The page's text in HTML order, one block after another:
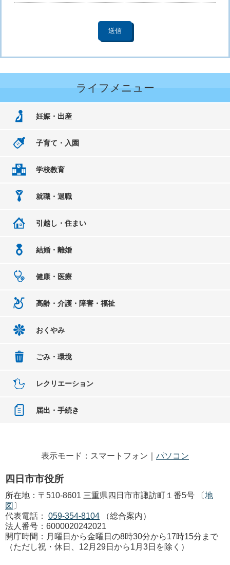
ライフメニュー
妊娠・出産
子育て・入園
学校教育
就職・退職
引越し・住まい
結婚・離婚
健康・医療
高齢・介護・障害・福祉
おくやみ
ごみ・環境
レクリエーション
届出・手続き
表示モード：スマートフォン｜ パソコン
四日市市役所
所在地：〒510-8601 三重県四日市市諏訪町１番5号 〔地
図 〕
代表電話：
059-354-8104
（総合案内）
法人番号：6000020242021
開庁時間：月曜日から金曜日の8時30分から17時15分まで
（ただし祝・休日、12月29日から1月3日を除く）